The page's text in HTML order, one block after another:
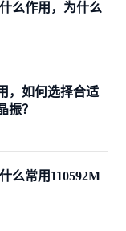
么作用，为什么
，如何选择合适
振？
么常用110592M